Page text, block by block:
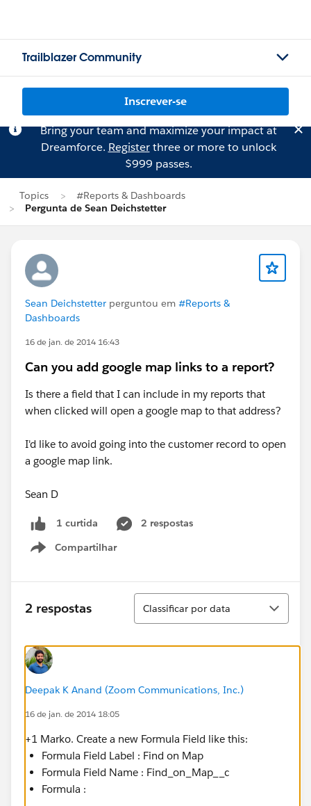
Trailblazer Community
Inscrever-se
Bring your team and maximize your impact at
Dreamforce. Registerthree or more to unlock
$999 passes.
Topics
#Reports & Dashboards
Pergunta de Sean Deichstetter
Sean Deichstetter perguntou em #Reports &
Dashboards
16 de jan. de 2014 16:43
Can you add google map links to a report?
Is there a field that I can include in my reports that
when clicked will open a google map to that address?
I'd like to avoid going into the customer record to open
a google map link.
Sean D
1 curtida
2 respostas
Compartilhar
Show menu
2 respostas
Classificar
Classificar por data
Deepak K Anand (‎‎‎‎‎‎Zoom Communications, Inc.)
16 de jan. de 2014 18:05
+1 Marko. Create a new Formula Field like this:
Formula Field Label : Find on Map
Formula Field Name : Find_on_Map__c
Formula :